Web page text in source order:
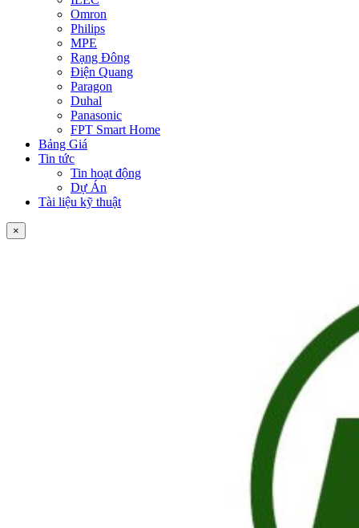
Omron
Philips
MPE
Rạng Đông
Điện Quang
Paragon
Duhal
Panasonic
FPT Smart Home
Bảng Giá
Tin tức
Tin hoạt động
Dự Án
Tài liệu kỹ thuật
×